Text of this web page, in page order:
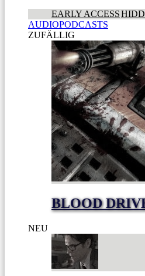
EARLY ACCESS
AUDIOPODCASTS
ZUFÄLLIG
BLOOD
NEU